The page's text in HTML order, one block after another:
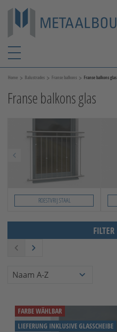
Home > Balustrades > Franse balkons > Franse balkons glas
Franse balkons glas
ROESTVRIJ STAAL
FILTER
FARBE WÄHLBAR
LIEFERUNG INKLUSIVE GLASSCHEIBE